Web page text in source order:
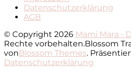
Datenschutzerklärung
AGB
© Copyright 2026 Mami Mara -
Rechte vorbehalten.Blossom
vonBlossom Themes.
Datenschutzerklärung